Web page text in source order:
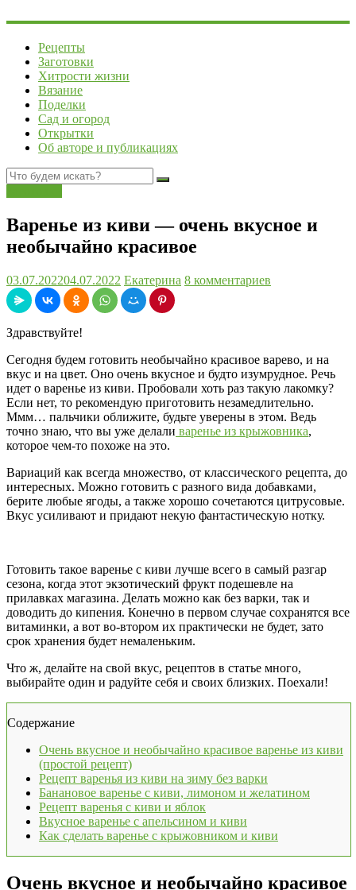
Рецепты
Заготовки
Хитрости жизни
Вязание
Поделки
Сад и огород
Открытки
Об авторе и публикациях
Варенье из киви — очень вкусное и
необычайно красивое
03.07.202204.07.2022 Екатерина 8 комментариев
Здравствуйте!
Сегодня будем готовить необычайно красивое варево, и на
вкус и на цвет. Оно очень вкусное и будто изумрудное. Речь
идет о варенье из киви. Пробовали хоть раз такую лакомку?
Если нет, то рекомендую приготовить незамедлительно.
Ммм… пальчики оближите, будьте уверены в этом. Ведь
точно знаю, что вы уже делали варенье из крыжовника,
которое чем-то похоже на это.
Вариаций как всегда множество, от классического рецепта, до
интересных. Можно готовить с разного вида добавками,
берите любые ягоды, а также хорошо сочетаются цитрусовые.
Вкус усиливают и придают некую фантастическую нотку.
Готовить такое варенье с киви лучше всего в самый разгар
сезона, когда этот экзотический фрукт подешевле на
прилавках магазина. Делать можно как без варки, так и
доводить до кипения. Конечно в первом случае сохранятся все
витаминки, а вот во-втором их практически не будет, зато
срок хранения будет немаленьким.
Что ж, делайте на свой вкус, рецептов в статье много,
выбирайте один и радуйте себя и своих близких. Поехали!
Содержание
Очень вкусное и необычайно красивое варенье из киви
(простой рецепт)
Рецепт варенья из киви на зиму без варки
Банановое варенье с киви, лимоном и желатином
Рецепт варенья с киви и яблок
Вкусное варенье с апельсином и киви
Как сделать варенье с крыжовником и киви
Очень вкусное и необычайно красивое